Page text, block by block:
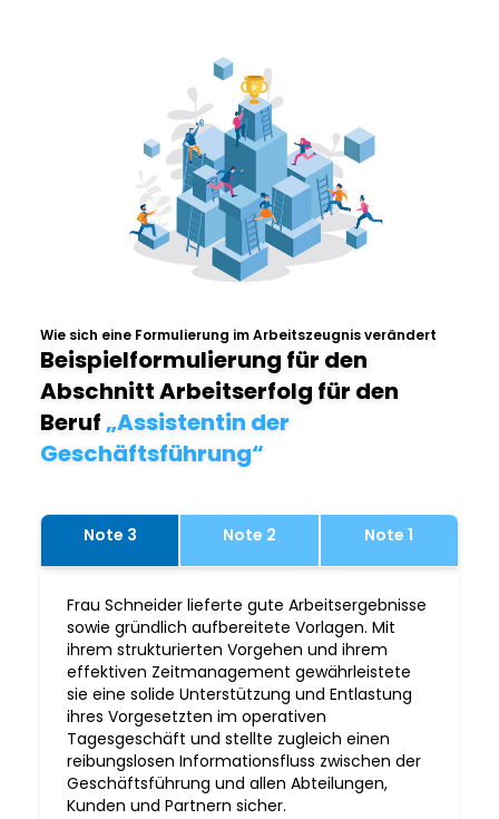
Wie sich eine Formulierung im Arbeitszeugnis verändert
Beispielformulierung für den
Abschnitt Arbeitserfolg für den
Beruf„Assistentin der
Geschäftsführung“
Note 3 Note 2 Note 1
Frau Schneider lieferte gute Arbeitsergebnisse
sowie gründlich aufbereitete Vorlagen. Mit
ihrem strukturierten Vorgehen und ihrem
effektiven Zeitmanagement gewährleistete
sie eine solide Unterstützung und Entlastung
ihres Vorgesetzten im operativen
Tagesgeschäft und stellte zugleich einen
reibungslosen Informationsfluss zwischen der
Geschäftsführung und allen Abteilungen,
Kunden und Partnern sicher.